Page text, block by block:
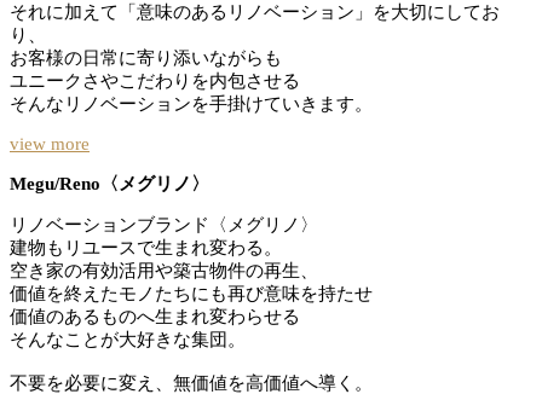
それに加えて「意味のあるリノベーション」を大切にしてお
り、
お客様の日常に寄り添いながらも
ユニークさやこだわりを内包させる
そんなリノベーションを手掛けていきます。
view more
Megu/Reno〈メグリノ〉
リノベーションブランド〈メグリノ〉
建物もリユースで生まれ変わる。
空き家の有効活用や築古物件の再生、
価値を終えたモノたちにも再び意味を持たせ
価値のあるものへ生まれ変わらせる
そんなことが大好きな集団。
不要を必要に変え、無価値を高価値へ導く。